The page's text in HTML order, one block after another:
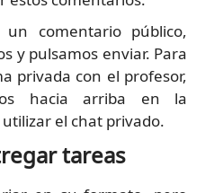
un comentario público,
y pulsamos enviar. Para
privada con el profesor,
hacia arriba en la
el chat privado.
tareas